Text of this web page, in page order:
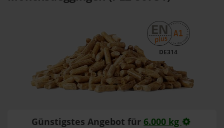
DE314
Günstigstes Angebot für 6.000 kg